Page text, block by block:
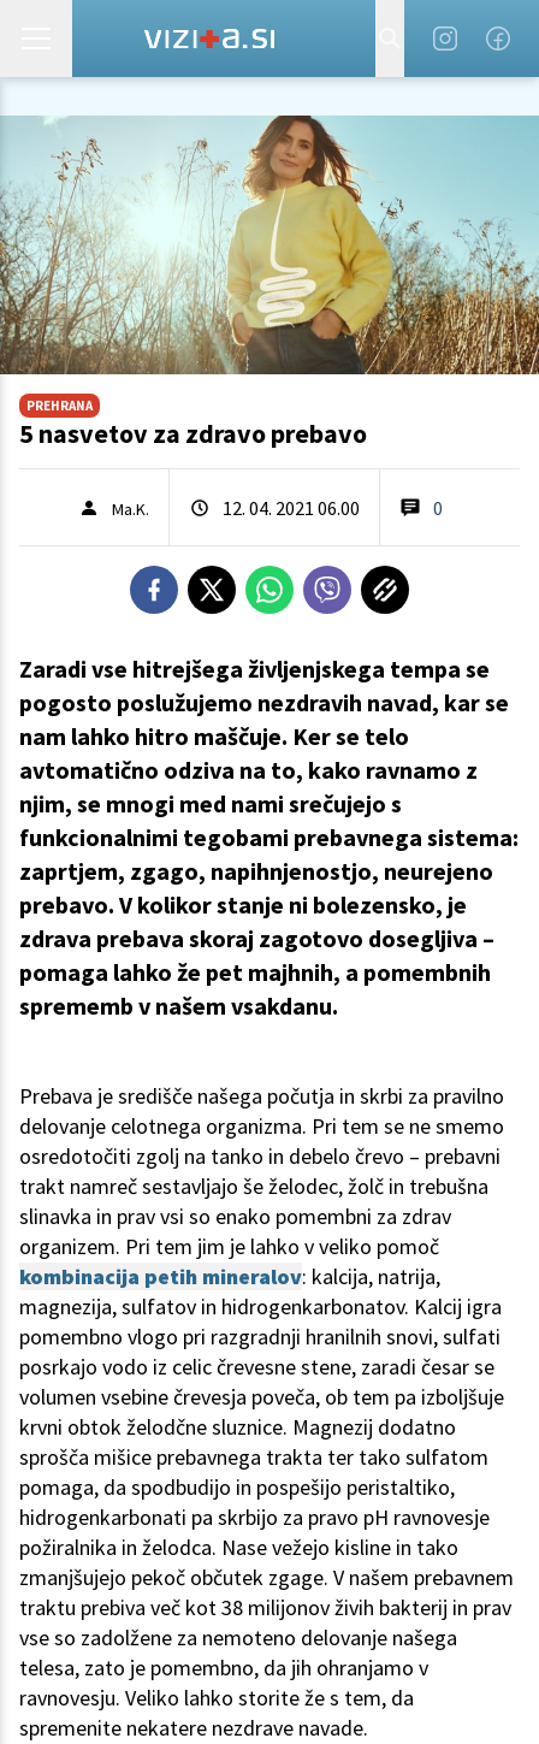
PREHRANA
5 nasvetov za zdravo prebavo
Ma.K. 12. 04. 2021 06.00 0
Zaradi vse hitrejšega življenjskega tempa se
pogosto poslužujemo nezdravih navad, kar se
nam lahko hitro maščuje. Ker se telo
avtomatično odziva na to, kako ravnamo z
njim, se mnogi med nami srečujejo s
funkcionalnimi tegobami prebavnega sistema:
zaprtjem, zgago, napihnjenostjo, neurejeno
prebavo. V kolikor stanje ni bolezensko, je
zdrava prebava skoraj zagotovo dosegljiva –
pomaga lahko že pet majhnih, a pomembnih
sprememb v našem vsakdanu.
Prebava je središče našega počutja in skrbi za pravilno
delovanje celotnega organizma. Pri tem se ne smemo
osredotočiti zgolj na tanko in debelo črevo – prebavni
trakt namreč sestavljajo še želodec, žolč in trebušna
slinavka in prav vsi so enako pomembni za zdrav
organizem. Pri tem jim je lahko v veliko pomoč
kombinacija petih mineralov: kalcija, natrija,
magnezija, sulfatov in hidrogenkarbonatov. Kalcij igra
pomembno vlogo pri razgradnji hranilnih snovi, sulfati
posrkajo vodo iz celic črevesne stene, zaradi česar se
volumen vsebine črevesja poveča, ob tem pa izboljšuje
krvni obtok želodčne sluznice. Magnezij dodatno
sprošča mišice prebavnega trakta ter tako sulfatom
pomaga, da spodbudijo in pospešijo peristaltiko,
hidrogenkarbonati pa skrbijo za pravo pH ravnovesje
požiralnika in želodca. Nase vežejo kisline in tako
zmanjšujejo pekoč občutek zgage. V našem prebavnem
traktu prebiva več kot 38 milijonov živih bakterij in prav
vse so zadolžene za nemoteno delovanje našega
telesa, zato je pomembno, da jih ohranjamo v
ravnovesju. Veliko lahko storite že s tem, da
spremenite nekatere nezdrave navade.